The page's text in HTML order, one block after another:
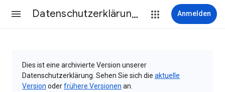
Datenschutzerklärung & Nutzungsbedingungen Anmelden
Dies ist eine archivierte Version unserer
Datenschutzerklärung. Sehen Sie sich die aktuelle
Version oderfrühere Versionen an.